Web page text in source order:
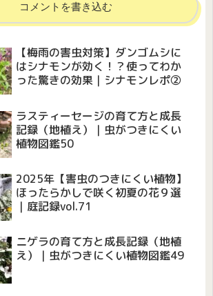
コメントを書き込む
【梅雨の害虫対策】ダンゴムシに
はシナモンが効く！？使ってわか
った驚きの効果｜シナモンレポ②
ラスティーセージの育て方と成長
記録（地植え）｜虫がつきにくい
植物図鑑50
2025年【害虫のつきにくい植物】
ほったらかしで咲く初夏の花９選
｜庭記録vol.71
ニゲラの育て方と成長記録（地植
え）｜虫がつきにくい植物図鑑49